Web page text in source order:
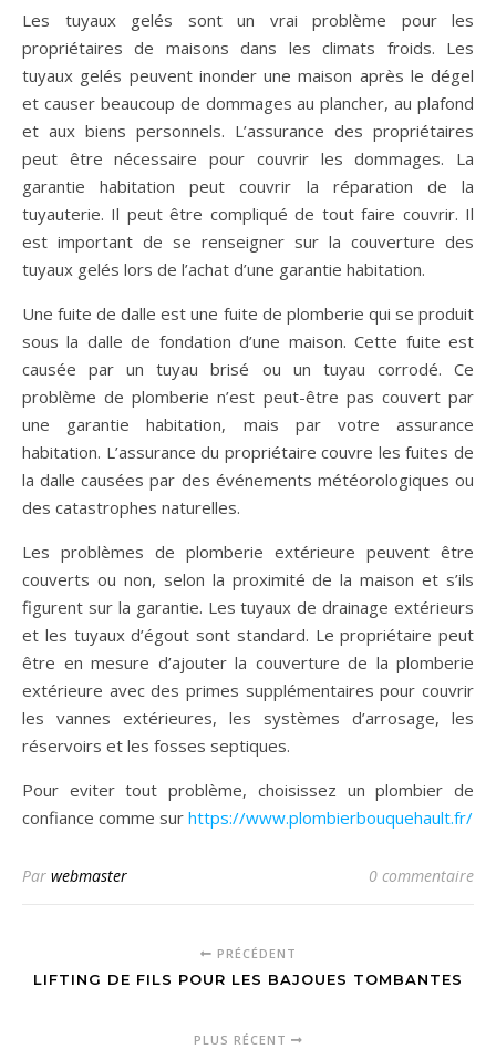
Les tuyaux gelés sont un vrai problème pour les
propriétaires de maisons dans les climats froids. Les
tuyaux gelés peuvent inonder une maison après le dégel
et causer beaucoup de dommages au plancher, au plafond
et aux biens personnels. L’assurance des propriétaires
peut être nécessaire pour couvrir les dommages. La
garantie habitation peut couvrir la réparation de la
tuyauterie. Il peut être compliqué de tout faire couvrir. Il
est important de se renseigner sur la couverture des
tuyaux gelés lors de l’achat d’une garantie habitation.
Une fuite de dalle est une fuite de plomberie qui se produit
sous la dalle de fondation d’une maison. Cette fuite est
causée par un tuyau brisé ou un tuyau corrodé. Ce
problème de plomberie n’est peut-être pas couvert par
une garantie habitation, mais par votre assurance
habitation. L’assurance du propriétaire couvre les fuites de
la dalle causées par des événements météorologiques ou
des catastrophes naturelles.
Les problèmes de plomberie extérieure peuvent être
couverts ou non, selon la proximité de la maison et s’ils
figurent sur la garantie. Les tuyaux de drainage extérieurs
et les tuyaux d’égout sont standard. Le propriétaire peut
être en mesure d’ajouter la couverture de la plomberie
extérieure avec des primes supplémentaires pour couvrir
les vannes extérieures, les systèmes d’arrosage, les
réservoirs et les fosses septiques.
Pour eviter tout problème, choisissez un plombier de
confiance comme sur https://www.plombierbouquehault.fr/
Par webmaster 0 commentaire
PRÉCÉDENT
LIFTING DE FILS POUR LES BAJOUES TOMBANTES
PLUS RÉCENT